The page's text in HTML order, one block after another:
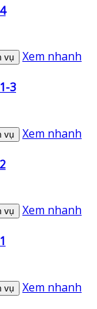
vụ Xem nhanh
3
vụ Xem nhanh
vụ Xem nhanh
vụ Xem nhanh